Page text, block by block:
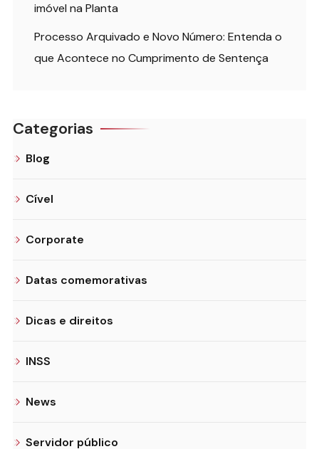
imóvel na Planta
Processo Arquivado e Novo Número: Entenda o
que Acontece no Cumprimento de Sentença
Categorias
Blog
Cível
Corporate
Datas comemorativas
Dicas e direitos
INSS
News
Servidor público